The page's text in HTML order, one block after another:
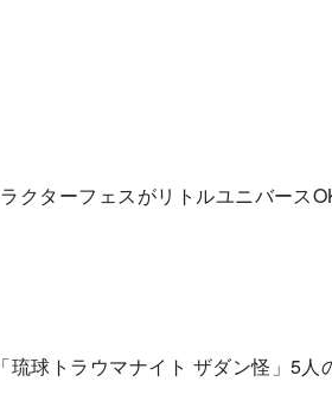
クターフェスがリトルユニバース
球トラウマナイト ザダン怪」5人